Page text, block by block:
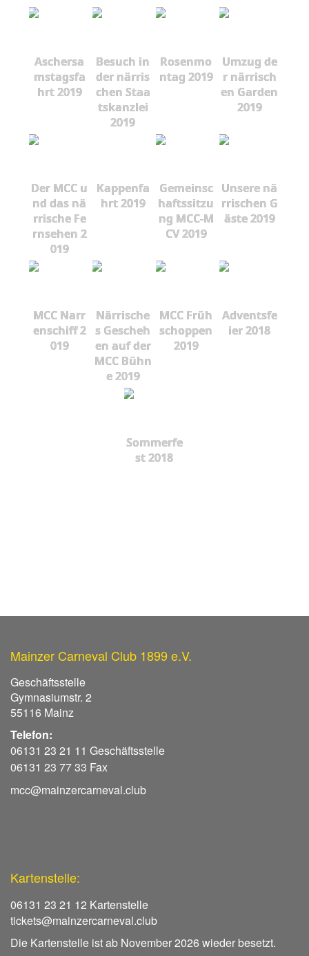
Aschersa
mstagsfa
hrt 2019
Besuch in
der närris
chen Staa
tskanzlei
2019
Rosenmo
ntag 2019
Umzug de
r närrisch
en Garden
2019
Der MCC u
nd das nä
rrische Fe
rnsehen 2
019
Kappenfa
hrt 2019
Gemeinsc
haftssitzu
ng MCC-M
CV 2019
Unsere nä
rrischen G
äste 2019
MCC Narr
enschiff 2
019
Närrische
s Gescheh
en auf der
MCC Bühn
e 2019
MCC Früh
schoppen
2019
Adventsfe
ier 2018
Sommerfe
st 2018
Mainzer Carneval Club 1899 e.V.
Geschäftsstelle
Gymnasiumstr. 2
55116 Mainz
Telefon:
06131 23 21 11 Geschäftsstelle
06131 23 77 33 Fax
mcc@mainzercarneval.club
Kartenstelle:
06131 23 21 12 Kartenstelle
tickets@mainzercarneval.club
Die Kartenstelle ist ab November 2026 wieder besetzt.